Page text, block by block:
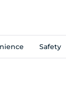
Safety